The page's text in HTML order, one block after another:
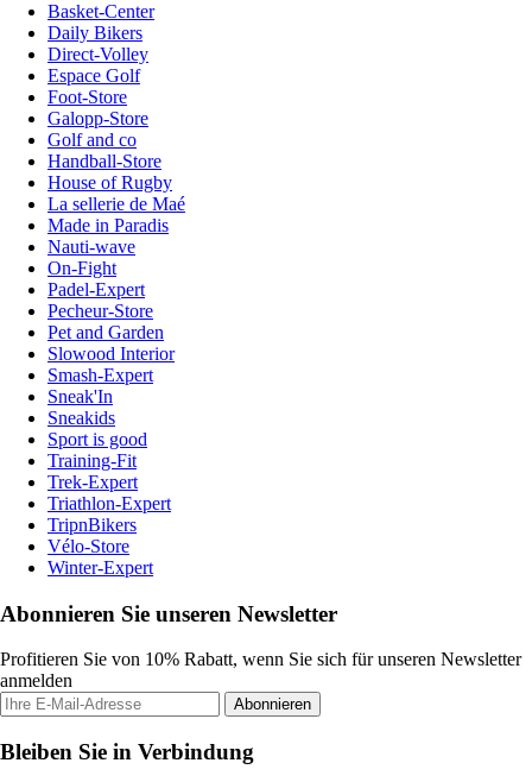
Basket-Center
Daily Bikers
Direct-Volley
Espace Golf
Foot-Store
Galopp-Store
Golf and co
Handball-Store
House of Rugby
La sellerie de Maé
Made in Paradis
Nauti-wave
On-Fight
Padel-Expert
Pecheur-Store
Pet and Garden
Slowood Interior
Smash-Expert
Sneak'In
Sneakids
Sport is good
Training-Fit
Trek-Expert
Triathlon-Expert
TripnBikers
Vélo-Store
Winter-Expert
Abonnieren Sie unseren Newsletter
Profitieren Sie von 10% Rabatt, wenn Sie sich für unseren Newsletter
anmelden
Abonnieren
Bleiben Sie in Verbindung